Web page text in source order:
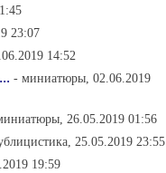
23:07
14:52
- миниатюры, 02.06.2019
26.05.2019 01:56
25.05.2019 23:55
19:59